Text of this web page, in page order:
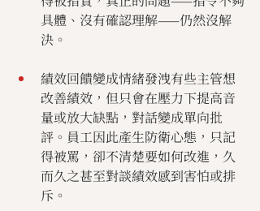
具體、沒有確認理解——仍然沒解
決。
績效回饋變成情緒發洩有些主管想
改善績效，但只會在壓力下提高音
量或放大缺點，對話變成單向批
評。員工因此產生防衛心態，只記
得被罵，卻不清楚要如何改進，久
而久之甚至對談績效感到害怕或排
斥。